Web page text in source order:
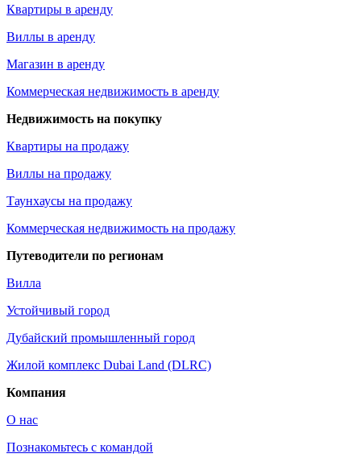
Квартиры в аренду
Виллы в аренду
Магазин в аренду
Коммерческая недвижимость в аренду
Недвижимость на покупку
Квартиры на продажу
Виллы на продажу
Таунхаусы на продажу
Коммерческая недвижимость на продажу
Путеводители по регионам
Вилла
Устойчивый город
Дубайский промышленный город
Жилой комплекс Dubai Land (DLRC)
Компания
О нас
Познакомьтесь с командой